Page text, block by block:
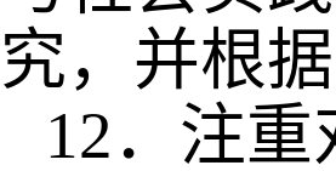
究，并根
12．注